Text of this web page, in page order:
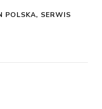
POLSKA, SERWIS